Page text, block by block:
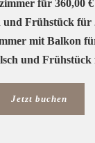
für 360,00
und Frühstück für
mit Balkon
und Frühstück
Jetzt buchen